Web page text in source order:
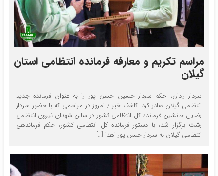
مراسم تکریم و معارفه فرمانده انتظامی استان
گیلان
سردار رادان، حکم سردار حسین حسن پور را به عنوان فرمانده جدید
انتظامی گیلان صادر کرد. کاشف خبر / امروز در مراسمی که با حضور سردار
رضایی جانشین فرمانده کل انتظامی کشور در سالن شهدای نیروی انتظامی
رشت برگزار شد، با دستور فرمانده کل انتظامی کشور، حکم فرماندهی
انتظامی گیلان به سردار حسن پور اهدا […]